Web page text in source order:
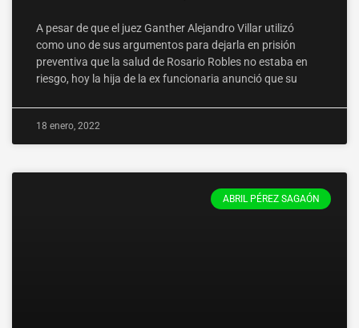
A pesar de que el juez Ganther Alejandro Villar utilizó
como uno de sus argumentos para dejarla en prisión
preventiva que la salud de Rosario Robles no estaba en
riesgo, hoy la hija de la ex funcionaria anunció que su
18 enero, 2022
ABRIL PÉREZ SAGAÓN